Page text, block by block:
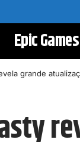
Epic Games
grande